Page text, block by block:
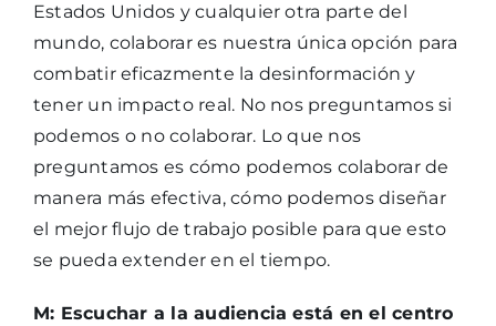
Estados Unidos y cualquier otra parte del
mundo, colaborar es nuestra única opción para
combatir eficazmente la desinformación y
tener un impacto real. No nos preguntamos si
podemos o no colaborar. Lo que nos
preguntamos es cómo podemos colaborar de
manera más efectiva, cómo podemos diseñar
el mejor flujo de trabajo posible para que esto
se pueda extender en el tiempo.
M: Escuchar a la audiencia está en el centro